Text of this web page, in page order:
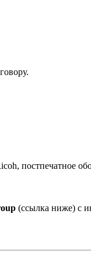
постпечатное
(ссылка ниже) с